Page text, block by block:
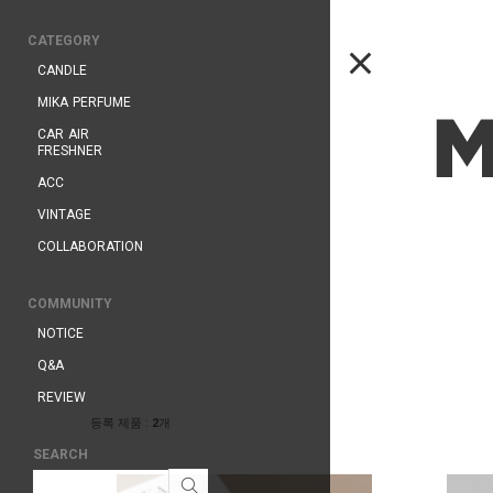
CATEGORY
CANDLE
MIKA PERFUME
CAR AIR
FRESHNER
ACC
VINTAGE
COLLABORATION
COMMUNITY
NOTICE
Q&A
REVIEW
SEARCH
등록 제품 : 2개